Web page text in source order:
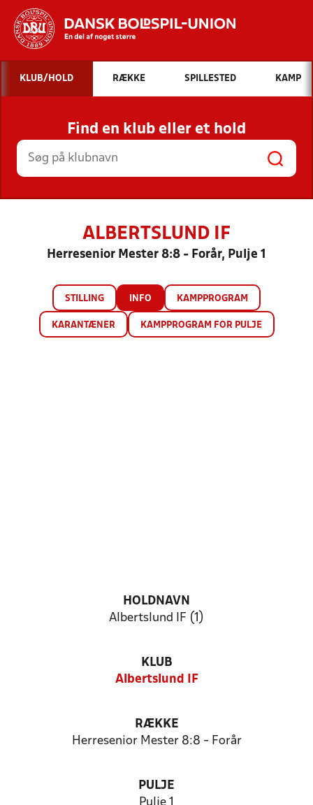
Hvad vil du søge efter?
INDHOLD OG NYHEDER
STILLINGER, RESULTATER, KLUBBER OG
HOLD
KLUB/HOLD RÆKKE SPILLESTED KAMP
Find en klub eller et hold
ALBERTSLUND IF
Herresenior Mester 8:8 - Forår, Pulje 1
STILLING INFO KAMPPROGRAM
KARANTÆNER KAMPPROGRAM FOR PULJE
HOLDNAVN
Albertslund IF (1)
KLUB
Albertslund IF
RÆKKE
Herresenior Mester 8:8 - Forår
PULJE
Pulje 1